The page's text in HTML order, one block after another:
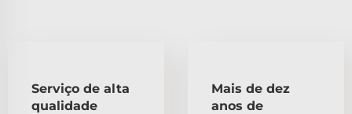
Serviço de alta
qualidade
Mais de dez
anos de